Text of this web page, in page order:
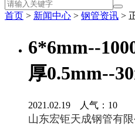
首页 > 新闻中心 > 钢管资讯 >
6*6mm--
厚0.5mm--
2021.02.19 人气： 10
山东宏钜天成钢管有